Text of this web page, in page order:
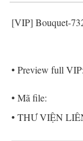
[VIP] Bouquet-
• Preview full VIP:
• Mã file:
• THƯ VIỆN